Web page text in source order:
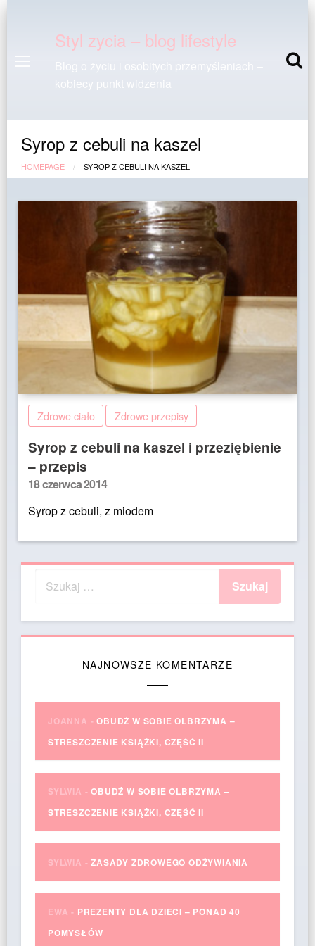
Styl zycia – blog lifestyle
kobiecy punkt widzenia
Syrop z cebuli na kaszel
HOMEPAGE SYROP Z CEBULI NA KASZEL
Zdrowe ciało Zdrowe przepisy
Syrop z cebuli na kaszel i przeziębienie
– przepis
Posted
18 czerwca 2014
Syrop z cebuli, z miodem
NAJNOWSZE KOMENTARZE
JOANNA -OBUDŹ W SOBIE OLBRZYMA –
STRESZCZENIE KSIĄŻKI, CZĘŚĆ II
SYLWIA -OBUDŹ W SOBIE OLBRZYMA –
STRESZCZENIE KSIĄŻKI, CZĘŚĆ II
SYLWIA -ZASADY ZDROWEGO ODŻYWIANIA
EWA - PREZENTY DLA DZIECI – PONAD 40
POMYSŁÓW